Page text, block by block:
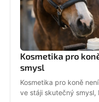
Kosmetika pro
smysl
Kosmetika pro koně
ve stáji skutečný